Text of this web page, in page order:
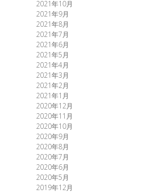
2021年10月
2021年9月
2021年8月
2021年7月
2021年6月
2021年5月
2021年4月
2021年3月
2021年2月
2021年1月
2020年12月
2020年11月
2020年10月
2020年9月
2020年8月
2020年7月
2020年6月
2020年5月
2019年12月